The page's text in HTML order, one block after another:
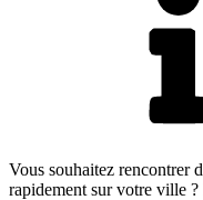
Vous souhaitez rencontrer
rapidement sur votre ville